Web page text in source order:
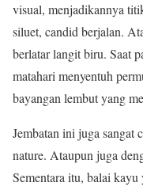
visual, menjadikannya
siluet, candid berjalan.
berlatar langit biru. Saat
matahari menyentuh
bayangan lembut yang
Jembatan ini juga sangat
nature. Ataupun juga
Sementara itu, balai